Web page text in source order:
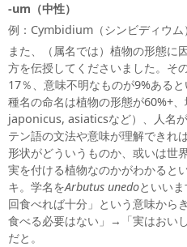
-um（中性）
例：Cymbidium（シンビディウ
また、（属名では）植物の形態に
方を伝授してくださいました。そ
17％、意味不明なものが9%ある
種名の命名は植物の形態が60%+
japonicus, asiaticsなど）、人名
テン語の文法や意味が理解できれ
形状がどういうものか、或いは世
実を付ける植物なのかがわかると
キ。学名をArbutus unedoといい
回食べれば十分」という意味から
食べる必要はない」→「実はおい
だと。